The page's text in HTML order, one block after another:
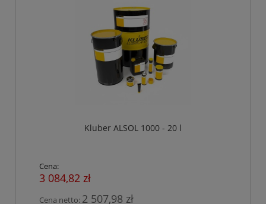
Kluber ALSOL 1000 - 20 l
Cena:
3 084,82 zł
Cena netto: 2 507,98 zł